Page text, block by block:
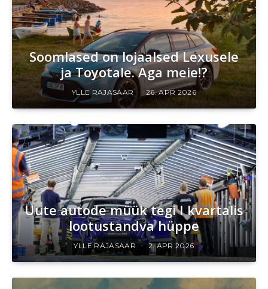
Soomlased on lojaalsed Lexusele
ja Toyotale. Aga meie!?
YLLE RAJASAAR 26. APR 2026
Uute autode müük tegi I kvartalis
lootustandva hüppe
YLLE RAJASAAR 2. APR 2026